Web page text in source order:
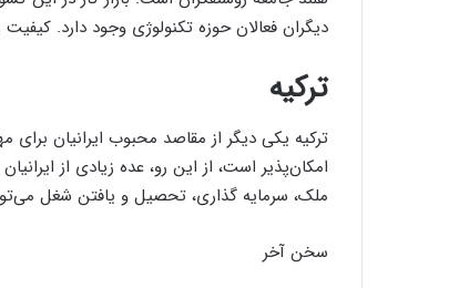
دیگران فعالان حوزه تکنولوژی وجود دارد.
ترکیه
ترکیه یکی دیگر از مقاصد محبوب ایرانیان
امکان‌پذیر است، از این رو، عده زیادی از
ملک، سرمایه گذاری، تحصیل و یافتن شغل
سخن آخر